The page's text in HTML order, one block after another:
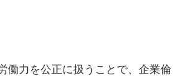
働力を公正に扱うことで、企業倫